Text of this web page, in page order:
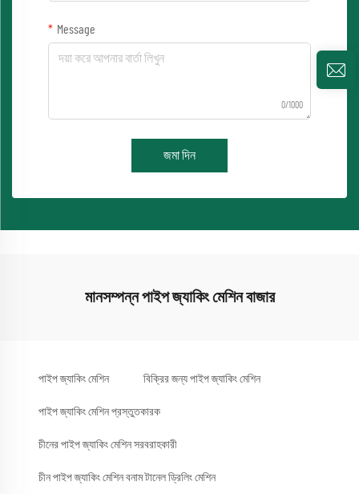
Message
0/1000
জমা দিন
মানসম্পন্ন পাইপ জ্যাকিং মেশিন বাজার
পাইপ জ্যাকিং মেশিন বিক্রির জন্য পাইপ জ্যাকিং মেশিন
পাইপ জ্যাকিং মেশিন প্রস্তুতকারক
চীনের পাইপ জ্যাকিং মেশিন সরবরাহকারী
চীন পাইপ জ্যাকিং মেশিন বনাম টানেল ড্রিলিং মেশিন